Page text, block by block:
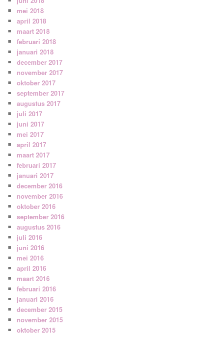
mei 2018
april 2018
maart 2018
februari 2018
januari 2018
december 2017
november 2017
oktober 2017
september 2017
augustus 2017
juli 2017
juni 2017
mei 2017
april 2017
maart 2017
februari 2017
januari 2017
december 2016
november 2016
oktober 2016
september 2016
augustus 2016
juli 2016
juni 2016
mei 2016
april 2016
maart 2016
februari 2016
januari 2016
december 2015
november 2015
oktober 2015